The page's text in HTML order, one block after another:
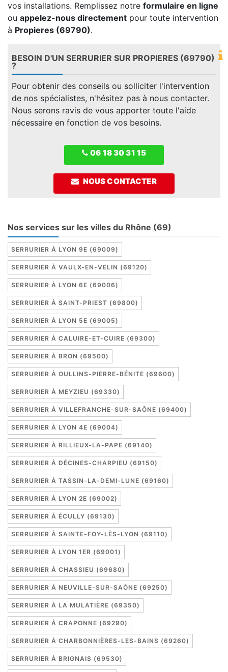
vos installations. Remplissez notre formulaire en ligne
ou appelez-nous directement pour toute intervention
à Propieres (69790).
BESOIN D'UN SERRURIER SUR PROPIERES (69790)
?
Pour obtenir des conseils ou solliciter l'intervention
de nos spécialistes, n'hésitez pas à nous contacter.
Nous serons ravis de vous apporter toute l'aide
nécessaire en fonction de vos besoins.
06 18 30 31 15
NOUS CONTACTER
Nos services sur les villes du Rhône (69)
SERRURIER À LYON 9E (69009)
SERRURIER À VAULX-EN-VELIN (69120)
SERRURIER À LYON 6E (69006)
SERRURIER À SAINT-PRIEST (69800)
SERRURIER À LYON 5E (69005)
SERRURIER À CALUIRE-ET-CUIRE (69300)
SERRURIER À BRON (69500)
SERRURIER À OULLINS-PIERRE-BÉNITE (69600)
SERRURIER À MEYZIEU (69330)
SERRURIER À VILLEFRANCHE-SUR-SAÔNE (69400)
SERRURIER À LYON 4E (69004)
SERRURIER À RILLIEUX-LA-PAPE (69140)
SERRURIER À DÉCINES-CHARPIEU (69150)
SERRURIER À TASSIN-LA-DEMI-LUNE (69160)
SERRURIER À LYON 2E (69002)
SERRURIER À ÉCULLY (69130)
SERRURIER À SAINTE-FOY-LÈS-LYON (69110)
SERRURIER À LYON 1ER (69001)
SERRURIER À CHASSIEU (69680)
SERRURIER À NEUVILLE-SUR-SAÔNE (69250)
SERRURIER À LA MULATIÈRE (69350)
SERRURIER À CRAPONNE (69290)
SERRURIER À CHARBONNIÈRES-LES-BAINS (69260)
SERRURIER À BRIGNAIS (69530)